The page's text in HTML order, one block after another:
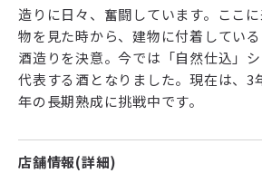
造りに日々、奮闘しています。ここ
物を見た時から、建物に付着してい
酒造りを決意。今では「自然仕込」
代表する酒となりました。現在は、3
年の長期熟成に挑戦中です。
店舗情報(詳細)